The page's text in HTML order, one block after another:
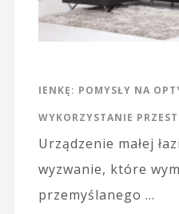
IENKĘ: POMYSŁY NA
WYKORZYSTANIE
Urządzenie małej
wyzwanie, które
przemyślanego …